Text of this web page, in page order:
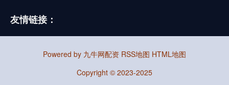
友情链接：
Powered by 九牛网配资 RSS地图 HTML地图
Copyright © 2023-2025